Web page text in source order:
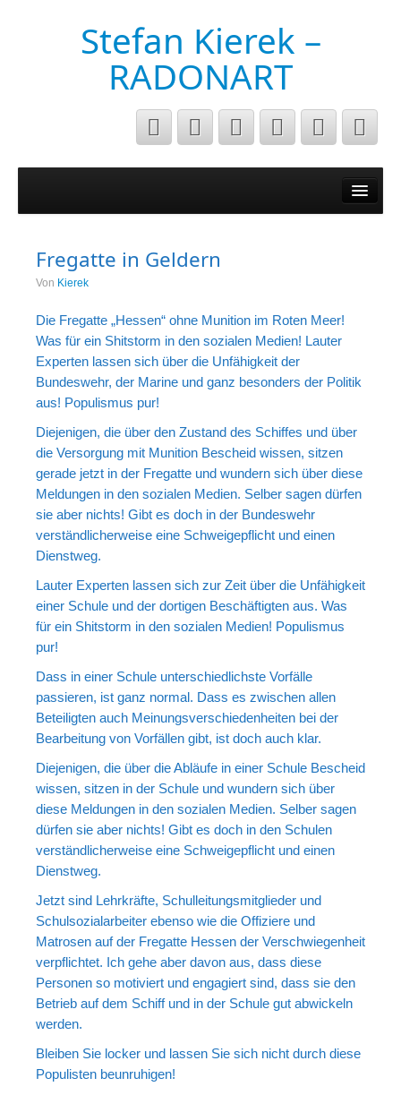
Stefan Kierek –
RADONART
Musik&Art
Architecture
Luftaufnahmen
Portrait
Wettbewerb
Meine Kalender
Mein Shop
Stefan´s EduPortal
Fregatte in Geldern
Von Kierek
Die Fregatte „Hessen“ ohne Munition im Roten Meer!
Was für ein Shitstorm in den sozialen Medien! Lauter
Experten lassen sich über die Unfähigkeit der
Bundeswehr, der Marine und ganz besonders der Politik
aus! Populismus pur!
Diejenigen, die über den Zustand des Schiffes und über
die Versorgung mit Munition Bescheid wissen, sitzen
gerade jetzt in der Fregatte und wundern sich über diese
Meldungen in den sozialen Medien. Selber sagen dürfen
sie aber nichts! Gibt es doch in der Bundeswehr
verständlicherweise eine Schweigepflicht und einen
Dienstweg.
Lauter Experten lassen sich zur Zeit über die Unfähigkeit
einer Schule und der dortigen Beschäftigten aus. Was
für ein Shitstorm in den sozialen Medien! Populismus
pur!
Dass in einer Schule unterschiedlichste Vorfälle
passieren, ist ganz normal. Dass es zwischen allen
Beteiligten auch Meinungsverschiedenheiten bei der
Bearbeitung von Vorfällen gibt, ist doch auch klar.
Diejenigen, die über die Abläufe in einer Schule Bescheid
wissen, sitzen in der Schule und wundern sich über
diese Meldungen in den sozialen Medien. Selber sagen
dürfen sie aber nichts! Gibt es doch in den Schulen
verständlicherweise eine Schweigepflicht und einen
Dienstweg.
Jetzt sind Lehrkräfte, Schulleitungsmitglieder und
Schulsozialarbeiter ebenso wie die Offiziere und
Matrosen auf der Fregatte Hessen der Verschwiegenheit
verpflichtet. Ich gehe aber davon aus, dass diese
Personen so motiviert und engagiert sind, dass sie den
Betrieb auf dem Schiff und in der Schule gut abwickeln
werden.
Bleiben Sie locker und lassen Sie sich nicht durch diese
Populisten beunruhigen!